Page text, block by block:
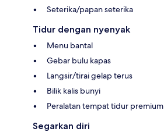
Seterika/papan seterika
Tidur dengan nyenyak
Menu bantal
Gebar bulu kapas
Langsir/tirai gelap terus
Bilik kalis bunyi
Peralatan tempat tidur premium
Segarkan diri